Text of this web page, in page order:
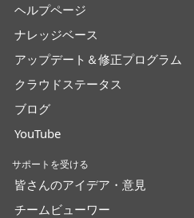
ヘルプページ
ナレッジベース
アップデート＆修正プログラム
クラウドステータス
ブログ
YouTube
サポートを受ける
皆さんのアイデア・意見
チームビューワー